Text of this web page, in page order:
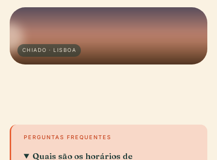
CHIADO · LISBOA
PERGUNTAS FREQUENTES
Quais são os horários de